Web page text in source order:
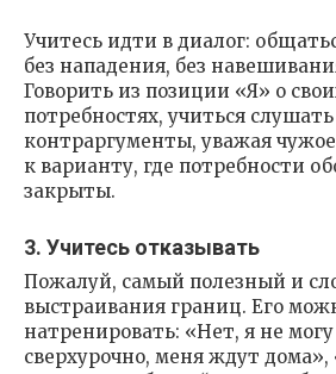
Учитесь идти в диалог:
без нападения, без
Говорить из позиции «Я» о
потребностях, учиться слушать
контраргументы, уважая
к варианту, где потребности
закрыты.
3. Учитесь отказывать
Пожалуй, самый полезный и
выстраивания границ. Его
натренировать: «Нет, я не могу
сверхурочно, меня ждут дома»,